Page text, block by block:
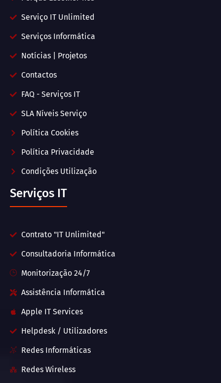
Serviço IT Unlimited
Serviços Informática
Notícias | Projetos
Contactos
FAQ - Serviços IT
SLA Níveis Serviço
Política Cookies
Política Privacidade
Condições Utilização
Serviços IT
Contrato "IT Unlimited"
Consultadoria Informática
Monitorização 24/7
Assistência Informática
Apple IT Services
Helpdesk / Utilizadores
Redes Informáticas
Redes Wireless